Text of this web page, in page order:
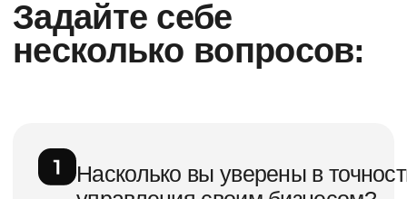
и подробности
об обучении
Чтобы вам было удобнее,
Получить программу